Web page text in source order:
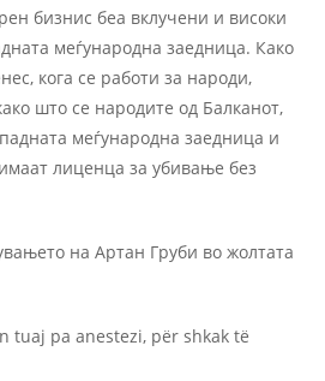
бизнис беа вклучени и високи
меѓународна заедница. Како
кога се работи за народи,
што се народите од Балканот,
меѓународна заедница и
лиценца за убивање без
на Артан Груби во жолтата
tuaj pa anestezi, për shkak të